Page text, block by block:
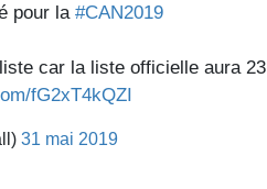
pour la #CAN2019
car la liste officielle aura 23
fG2xT4kQZI
31 mai 2019